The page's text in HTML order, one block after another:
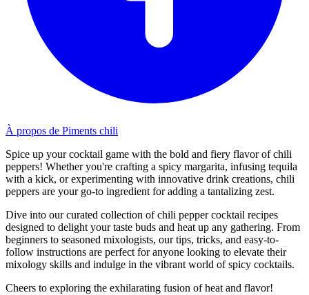
À propos de Piments chili
Spice up your cocktail game with the bold and fiery flavor of chili
peppers! Whether you're crafting a spicy margarita, infusing tequila
with a kick, or experimenting with innovative drink creations, chili
peppers are your go-to ingredient for adding a tantalizing zest.
Dive into our curated collection of chili pepper cocktail recipes
designed to delight your taste buds and heat up any gathering. From
beginners to seasoned mixologists, our tips, tricks, and easy-to-
follow instructions are perfect for anyone looking to elevate their
mixology skills and indulge in the vibrant world of spicy cocktails.
Cheers to exploring the exhilarating fusion of heat and flavor!